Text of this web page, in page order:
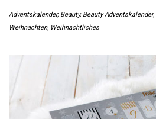
Adventskalender, Beauty, Beauty Adventskalender,
Weihnachten, Weihnachtliches